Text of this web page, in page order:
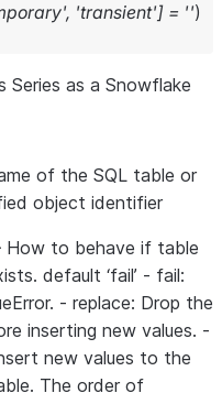
, 'transient'] = '')
Series as a Snowflake
of the SQL table or
object identifier
How to behave if table
default ‘fail’ - fail:
- replace: Drop the
inserting new values. -
new values to the
The order of